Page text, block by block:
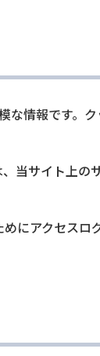
情報です。
当サイト上の
にアクセスロ